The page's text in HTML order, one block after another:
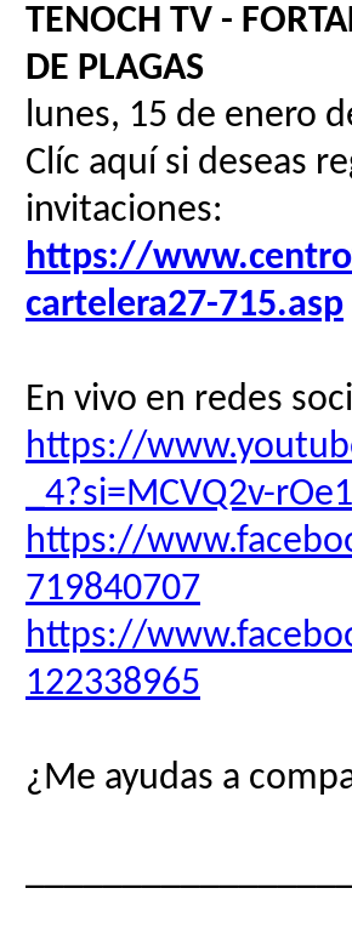
TENOCH TV -
DE PLAGAS
lunes, 15 de enero
Clíc aquí si deseas
invitaciones:
https://
cartelera27-715.asp
En vivo en redes
https://
_4?si=MCVQ2v-
https://
719840707
https://
122338965
¿Me ayudas a